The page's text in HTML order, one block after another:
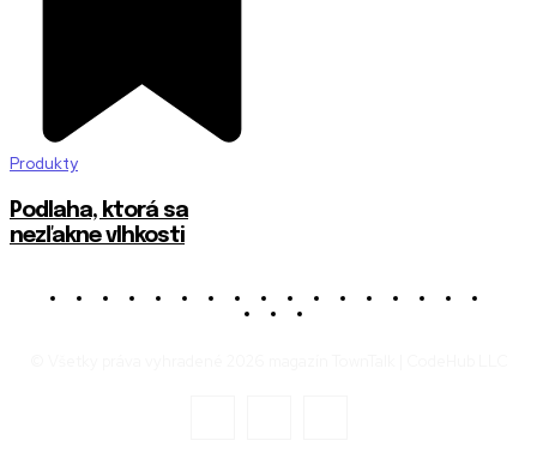
Produkty
Podlaha, ktorá sa
nezľakne vlhkosti